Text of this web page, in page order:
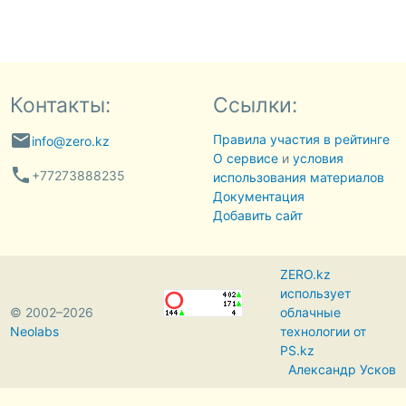
Контакты:
emailinfo@zero.kz
phone +77273888235
Ссылки:
Правила участия в рейтинге
О сервисеи условия
использования материалов
Документация
Добавить сайт
© 2002–2026
Neolabs
ZERO.kz
использует
облачные
технологии от
PS.kz
Александр Усков